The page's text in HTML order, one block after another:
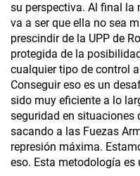
su perspectiva. Al final la
va a ser que ella no sea
prescindir de la UPP de
protegida de la
cualquier tipo de control
Conseguir eso es un
sido muy eficiente a lo
seguridad en situaciones
sacando a las Fuezas
represión máxima.
eso. Esta metodología es